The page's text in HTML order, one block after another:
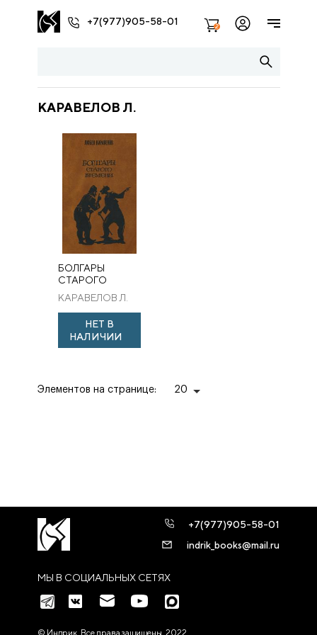
+7(977)905-58-01 2
КАРАВЕЛОВ Л.
БОЛГАРЫ
СТАРОГО
ВРЕМЕНИ.
ИЗБРАННЫЕ
ПРОИЗВЕДЕНИЯ
КАРАВЕЛОВ Л.
НЕТ В
НАЛИЧИИ
Элементов на странице: 20
МЫ В СОЦИАЛЬНЫХ СЕТЯХ
+7(977)905-58-01
indrik_books@mail.ru
© Индрик. Все права защищены, 2022